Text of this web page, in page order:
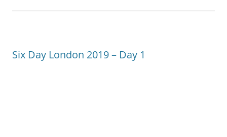
Six Day London 2019 – Day 1